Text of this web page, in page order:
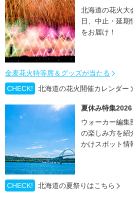
北海道の花火大
日、中止・延期
をお届け！
金麦花火特等席＆グッズが当たる
CHECK!
北海道の花火開催カレンダー
夏休み特集2026
ウォーカー編集
の楽しみ方を紹
かけスポット情
CHECK! 北海道の夏祭りはこちら